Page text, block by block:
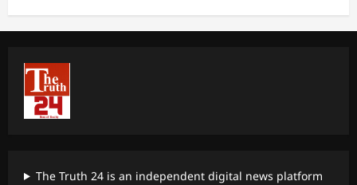
The Truth 24 is an independent digital news platform